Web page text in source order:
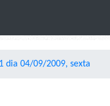
dia 04/09/2009, sexta